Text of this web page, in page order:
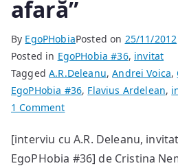
afară”
By EgoPHobiaPosted on 25/11/2012
Posted in EgoPHobia #36, invitat
TaggedA.R.Deleanu,Andrei Voica,
EgoPHobia #36, Flavius Ardelean,
1 Commenton
bună
parte
[interviu cu A.R. Deleanu,
EgoPHobia #36] de Cristina